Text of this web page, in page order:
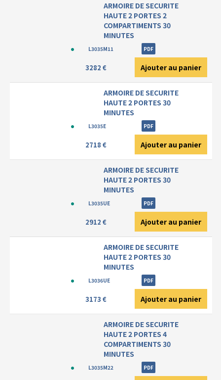
ARMOIRE DE SECURITE
HAUTE 2 PORTES 2
COMPARTIMENTS 30
MINUTES
L3035M11 PDF
3282 € Ajouter au panier
ARMOIRE DE SECURITE
HAUTE 2 PORTES 30
MINUTES
L3035E PDF
2718 € Ajouter au panier
ARMOIRE DE SECURITE
HAUTE 2 PORTES 30
MINUTES
L3035UE PDF
2912 € Ajouter au panier
ARMOIRE DE SECURITE
HAUTE 2 PORTES 30
MINUTES
L3036UE PDF
3173 € Ajouter au panier
ARMOIRE DE SECURITE
HAUTE 2 PORTES 4
COMPARTIMENTS 30
MINUTES
L3035M22 PDF